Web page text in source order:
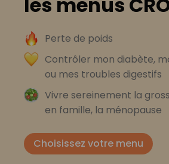
Perte de poids
Contrôler mon diabète,
ou mes troubles digestifs
Vivre sereinement la
en famille, la ménopause
Choisissez votre menu